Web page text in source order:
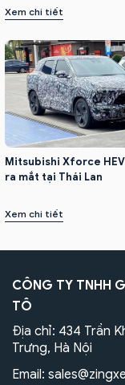
Xem chi tiết
Mitsubishi Xforce
ra mắt tại Thái Lan
Xem chi tiết
CÔNG TY TNHH
TÔ
Địa chỉ: 434 Trần
Trưng, Hà Nội
Email: